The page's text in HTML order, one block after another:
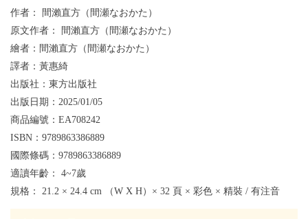
作者：
間瀨直方（間瀬なおかた）
原文作者：
間瀨直方（間瀬なおかた）
繪者： 間瀨直方（間瀬なおかた）
譯者： 黃惠綺
出版社： 東方出版社
出版日期： 2025/01/05
商品編號： EA708242
ISBN： 9789863386889
國際條碼： 9789863386889
適讀年齡： 4~7歲
規格： 21.2 × 24.4 cm （W X H）× 32 頁 × 彩色 × 精裝 / 有注音